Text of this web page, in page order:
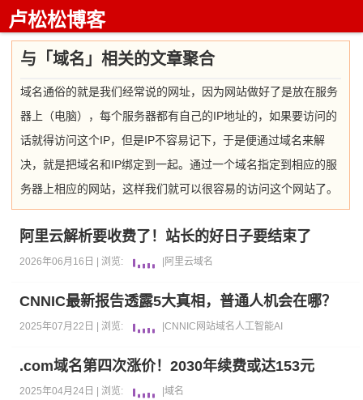
卢松松博客
与「域名」相关的文章聚合
域名通俗的就是我们经常说的网址，因为网站做好了是放在服务
器上（电脑），每个服务器都有自己的IP地址的，如果要访问的
话就得访问这个IP，但是IP不容易记下，于是便通过域名来解
决，就是把域名和IP绑定到一起。通过一个域名指定到相应的服
务器上相应的网站，这样我们就可以很容易的访问这个网站了。
阿里云解析要收费了！站长的好日子要结束了
2026年06月16日 | 浏览: 阿里云域名
CNNIC最新报告透露5大真相，普通人机会在哪？
2025年07月22日 | 浏览: |CNNIC 网站域名 人工智能AI
.com域名第四次涨价！2030年续费或达153元
2025年04月24日 | 浏览: |域名